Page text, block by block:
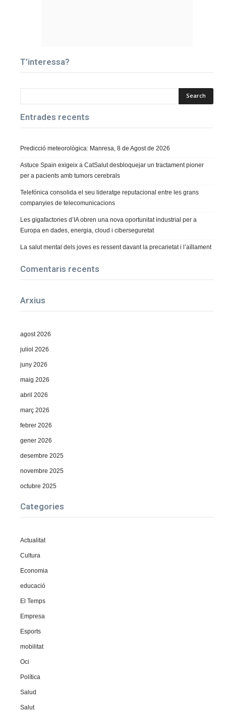
T’interessa?
Entrades recents
Predicció meteorològica: Manresa, 8 de Agost de 2026
Astuce Spain exigeix a CatSalut desbloquejar un tractament pioner
per a pacients amb tumors cerebrals
Telefónica consolida el seu lideratge reputacional entre les grans
companyies de telecomunicacions
Les gigafactories d’IA obren una nova oportunitat industrial per a
Europa en dades, energia, cloud i ciberseguretat
La salut mental dels joves es ressent davant la precarietat i l’aïllament
Comentaris recents
Arxius
agost 2026
juliol 2026
juny 2026
maig 2026
abril 2026
març 2026
febrer 2026
gener 2026
desembre 2025
novembre 2025
octubre 2025
Categories
Actualitat
Cultura
Economia
educació
El Temps
Empresa
Esports
mobilitat
Oci
Política
Salud
Salut